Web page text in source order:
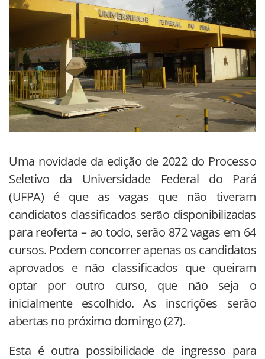
Uma novidade da edição de 2022 do Processo
Seletivo da Universidade Federal do Pará
(UFPA) é que as vagas que não tiveram
candidatos classificados serão disponibilizadas
para reoferta – ao todo, serão 872 vagas em 64
cursos. Podem concorrer apenas os candidatos
aprovados e não classificados que queiram
optar por outro curso, que não seja o
inicialmente escolhido. As inscrições serão
abertas no próximo domingo (27).
Esta é outra possibilidade de ingresso para